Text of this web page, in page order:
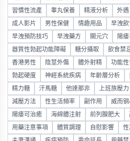
習慣性流產 睾丸保養 精液分析 外遇
成人影片 男性保健 情趣用品 早洩飲
早洩預防技巧 早洩藥方 關元穴 陽痿
器質性勃起功能障礙 糖分攝取 飲食禁
香港男性 陰莖外傷 體外射精 功能性
勃起硬度 神經系統疾病 年齡層分析
精力糖 汗馬糖 他達那非 上班族壓力
減壓方法 性生活頻率 副作用 威而
陽痿可治癒 海綿體注射 前列腺肥大
用藥注意事項 體質調理 自慰影響 性